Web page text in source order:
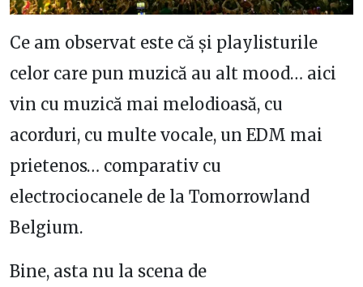
Ce am observat este că și playlisturile
celor care pun muzică au alt mood… aici
vin cu muzică mai melodioasă, cu
acorduri, cu multe vocale, un EDM mai
prietenos… comparativ cu
electrociocanele de la Tomorrowland
Belgium.
Bine, asta nu la scena de